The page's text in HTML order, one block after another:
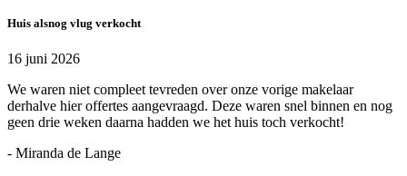
Huis alsnog vlug verkocht
16 juni 2026
We waren niet compleet tevreden over onze vorige makelaar
derhalve hier offertes aangevraagd. Deze waren snel binnen en nog
geen drie weken daarna hadden we het huis toch verkocht!
- Miranda de Lange